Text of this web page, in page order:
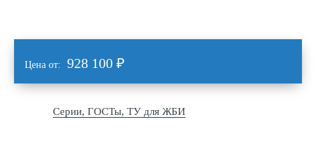
Цена от: 928 100 ₽
Серии, ГОСТы, ТУ для ЖБИ